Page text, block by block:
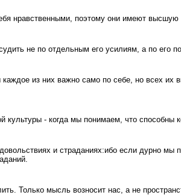
нравственными, поэтому они имеют высшую
не по отдельным его усилиям, а по его
каждое из них важно само по себе, но всех их
культуры - когда мы понимаем, что способны
и страданиях:ибо если дурно мы
Только мысль возносит нас, а не